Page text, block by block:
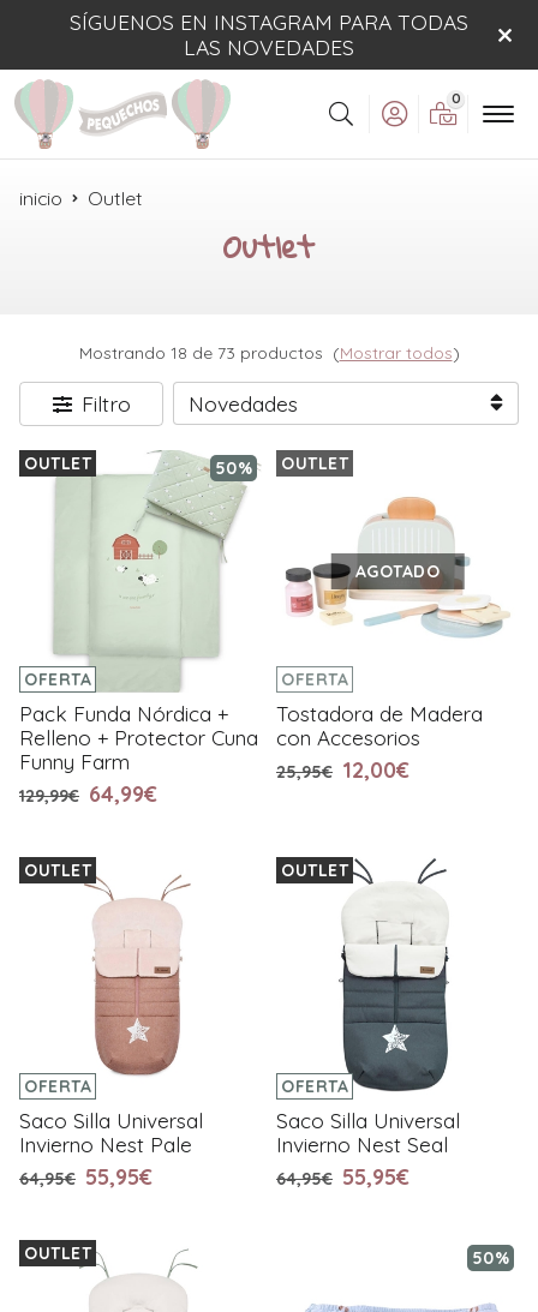
SÍGUENOS EN INSTAGRAM PARA TODAS
LAS NOVEDADES
Buscar
0
inicio Outlet
Outlet
Mostrando 18 de 73 productos (Mostrar todos)
Filtro
50%
OFERTA
OUTLET
Pack Funda Nórdica +
Relleno + Protector Cuna
Funny Farm
129,99€ 64,99€
OFERTA
OUTLET
AGOTADO
Tostadora de Madera
con Accesorios
25,95€ 12,00€
OFERTA
OUTLET
Saco Silla Universal
Invierno Nest Pale
64,95€ 55,95€
OFERTA
OUTLET
Saco Silla Universal
Invierno Nest Seal
64,95€ 55,95€
OUTLET 50%